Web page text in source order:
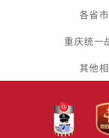
各省
重庆统一
其他